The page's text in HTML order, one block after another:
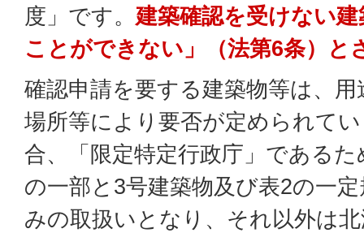
度」です。 建築確認を受けない
ことができない」（法第6条）と
確認申請を要する建築物等は、
場所等により要否が定められて
合、「限定特定行政庁」である
の一部と3号建築物及び表2の一
みの取扱いとなり、それ以外は